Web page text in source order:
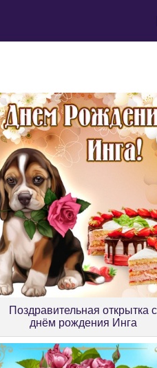
Поздравительная открытка с
днём рождения Инга